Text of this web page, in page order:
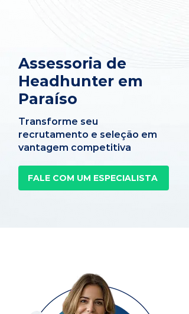
Assessoria de
Headhunter em
Paraíso
Transforme seu
recrutamento e seleção em
vantagem competitiva
FALE COM UM ESPECIALISTA